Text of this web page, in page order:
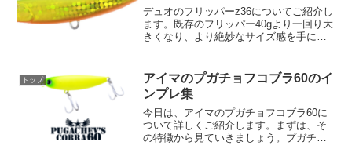
デュオのフリッパーz36についてご紹介し
ます。既存のフリッパー40gより一回り大
きくなり、より絶妙なサイズ感を手に入
パーz36の長さは85mm、重量は36gとな
っており...
トップ
アイマのプガチョフコブラ60のイ
ンプレ集
今日は、アイマのプガチョフコブラ60に
ついて詳しくご紹介します。まずは、そ
の特徴から見ていきましょう。プガチョ